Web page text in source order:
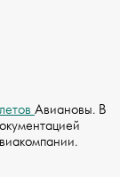
Авиановы. В